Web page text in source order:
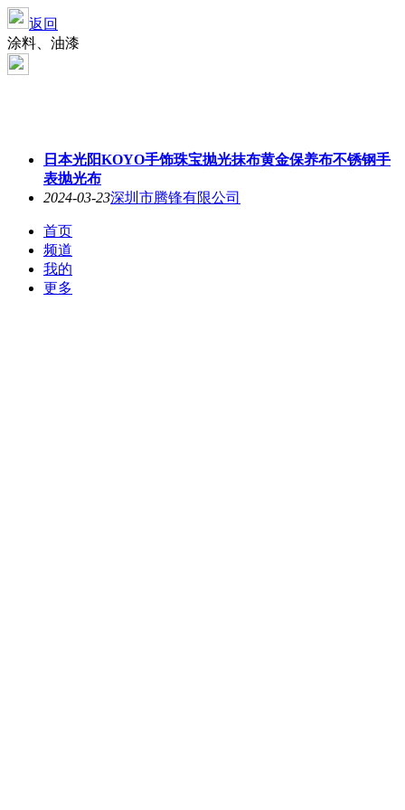
返回
涂料、油漆
日本光阳KOYO手饰珠宝抛光抹布黄金保养布不锈钢手
表抛光布
2024-03-23深圳市腾锋有限公司
首页
频道
我的
更多